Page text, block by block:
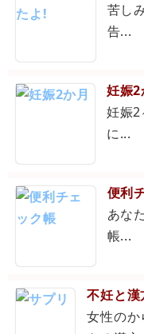
苦し
告...
妊娠2
妊娠2
に...
便利
あな
帳...
不妊と漢
女性の